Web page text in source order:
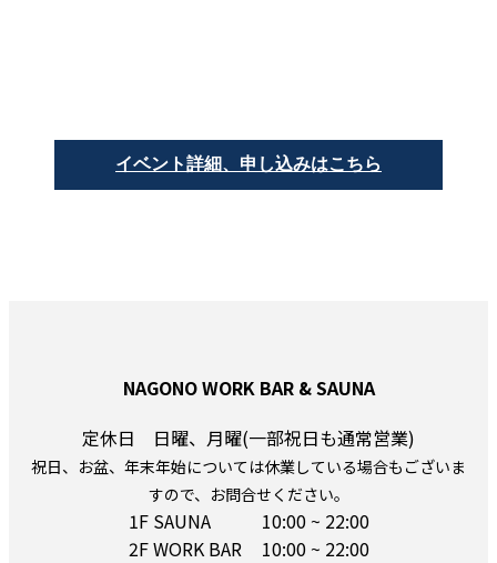
イベント詳細、申し込みはこちら
NAGONO WORK BAR & SAUNA
定休日 日曜、月曜(一部祝日も通常営業)
祝日、お盆、年末年始については休業している場合もございま
すので、お問合せください。
1F SAUNA
10:00 ~ 22:00
2F WORK BAR
10:00 ~ 22:00